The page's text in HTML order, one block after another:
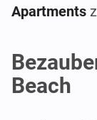
Apartments
Beach